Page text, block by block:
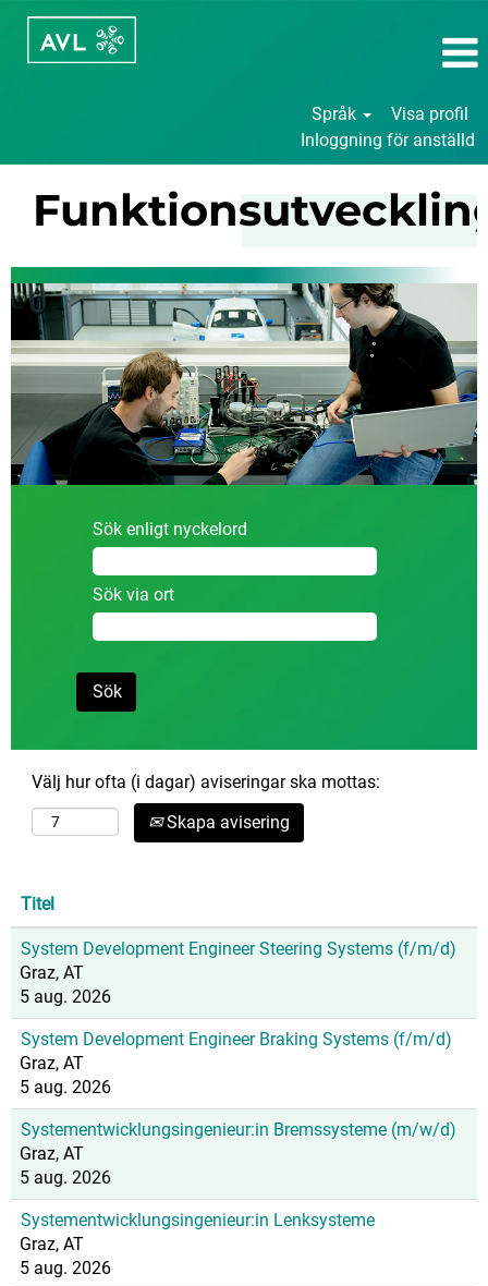
Språk
Visa profil
Inloggning för anställd
Sök enligt nyckelord
Sök via ort
Välj hur ofta (i dagar) aviseringar ska mottas:
Skapa avisering
Titel
System Development Engineer Steering Systems (f/m/d)
Graz, AT
5 aug. 2026
System Development Engineer Braking Systems (f/m/d)
Graz, AT
5 aug. 2026
Systementwicklungsingenieur:in Bremssysteme (m/w/d)
Graz, AT
5 aug. 2026
Systementwicklungsingenieur:in Lenksysteme
Graz, AT
5 aug. 2026